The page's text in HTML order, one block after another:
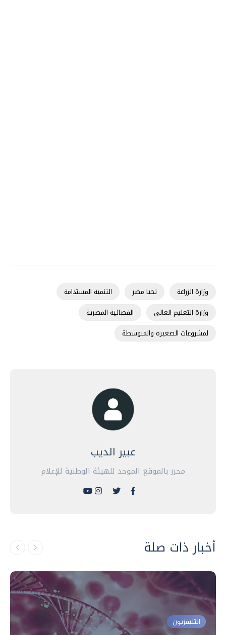
وزارة الزراعة تحيا مصر
التنمية المستدامة
وزارة التعليم العالى
الفضائية المصرية
لمشروعات الصغيرة والمتوسطة
عبير الديب
محرر بالموقع الموحد للهيئة الوطنية للإعلام
أخبار ذات صلة
التليفزيون